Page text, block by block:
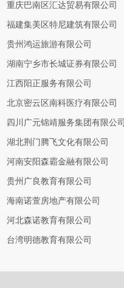
重庆巴南区汇达贸易有限公司
福建集美区特尼建筑有限公司
贵州鸿运旅游有限公司
湖南宁乡市长城证券有限公司
江西阳正服务有限公司
北京密云区南科医疗有限公司
四川广元锦靖服务集团有限公司
湖北荆门腾飞文化有限公司
河南安阳森霸金融有限公司
贵州广良教育有限公司
海南诺萱房地产有限公司
河北森诺教育有限公司
台湾明德教育有限公司